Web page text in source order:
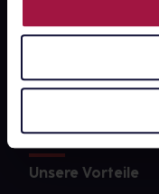
Datenschutz
Unsere Vorteile